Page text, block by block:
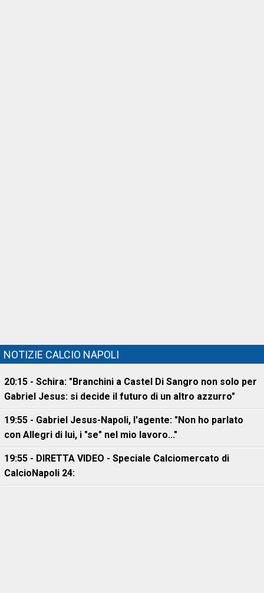
NOTIZIE CALCIO NAPOLI
20:15 - Schira: "Branchini a Castel Di Sangro non solo per
Gabriel Jesus: si decide il futuro di un altro azzurro"
19:55 - Gabriel Jesus-Napoli, l'agente: "Non ho parlato
con Allegri di lui, i "se" nel mio lavoro..."
19:55 - DIRETTA VIDEO - Speciale Calciomercato di
CalcioNapoli 24: